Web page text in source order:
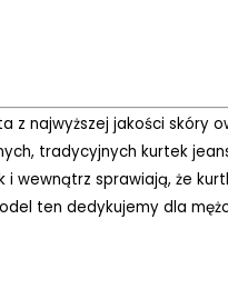
z najwyższej jakości skóry
tradycyjnych kurtek
wewnątrz sprawiają, że
ten dedykujemy dla